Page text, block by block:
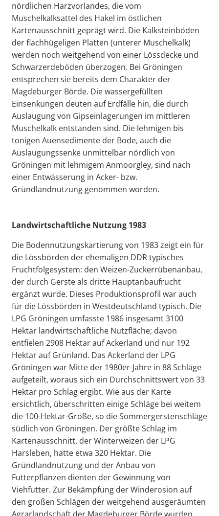
nördlichen Harzvorlandes, die vom
Muschelkalksattel des Hakel im östlichen
Kartenausschnitt geprägt wird. Die Kalksteinböden
der flachhügeligen Platten (unterer Muschelkalk)
werden noch weitgehend von einer Lössdecke und
Schwarzerdeböden überzogen. Bei Gröningen
entsprechen sie bereits dem Charakter der
Magdeburger Börde. Die wassergefüllten
Einsenkungen deuten auf Erdfälle hin, die durch
Auslaugung von Gipseinlagerungen im mittleren
Muschelkalk entstanden sind. Die lehmigen bis
tonigen Auensedimente der Bode, auch die
Auslaugungssenke unmittelbar nördlich von
Gröningen mit lehmigem Anmoorgley, sind nach
einer Entwässerung in Acker- bzw.
Gründlandnutzung genommen worden.
Landwirtschaftliche Nutzung 1983
Die Bodennutzungskartierung von 1983 zeigt ein für
die Lössbörden der ehemaligen DDR typisches
Fruchtfolgesystem: den Weizen-Zuckerrübenanbau,
der durch Gerste als dritte Hauptanbaufrucht
ergänzt wurde. Dieses Produktionsprofil war auch
für die Lössbörden in Westdeutschland typisch. Die
LPG Gröningen umfasste 1986 insgesamt 3100
Hektar landwirtschaftliche Nutzfläche; davon
entfielen 2908 Hektar auf Ackerland und nur 192
Hektar auf Grünland. Das Ackerland der LPG
Gröningen war Mitte der 1980er-Jahre in 88 Schläge
aufgeteilt, woraus sich ein Durchschnittswert von 33
Hektar pro Schlag ergibt. Wie aus der Karte
ersichtlich, überschritten einige Schläge bei weitem
die 100-Hektar-Größe, so die Sommergerstenschläge
südlich von Gröningen. Der größte Schlag im
Kartenausschnitt, der Winterweizen der LPG
Harsleben, hatte etwa 320 Hektar. Die
Gründlandnutzung und der Anbau von
Futterpflanzen dienten der Gewinnung von
Viehfutter. Zur Bekämpfung der Winderosion auf
den großen Schlägen der weitgehend ausgeräumten